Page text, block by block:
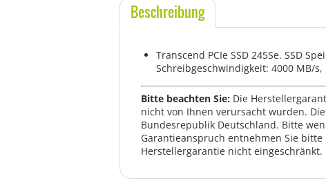
Beschreibung
Transcend PCIe SSD 245Se. SSD
Schreibgeschwindigkeit: 4000 MB/
Bitte beachten Sie: Die
nicht von Ihnen verursacht wurden.
Bundesrepublik Deutschland. Bitte
Garantieanspruch entnehmen Sie bitte
Herstellergarantie nicht eingeschränkt.